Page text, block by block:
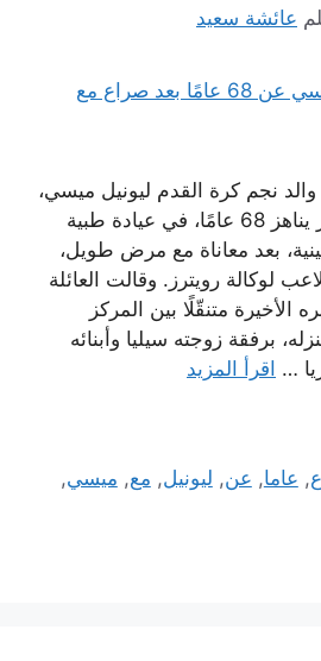
عائشة سعيد
نجم كرة القدم ليونيل ميسي،
مساء الجمعة عن عمر يناهز 68 عامًا، في عيادة طبية
بعد معاناة مع مرض طويل،
لوكالة رويترز. وقالت العائلة
متنقّلًا بين المركز
برفقة زوجته سيليا وأبنائه
… اقرأ المزيد
, عاما, عن, ليونيل, مع, ميسي,